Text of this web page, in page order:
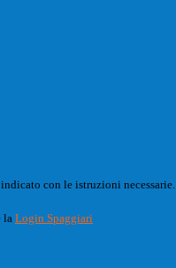
con le istruzioni necessarie.
la Login Spaggiari